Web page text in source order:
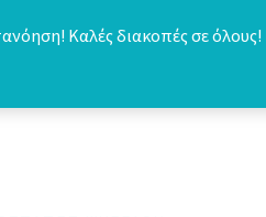
Καλές διακοπές σε